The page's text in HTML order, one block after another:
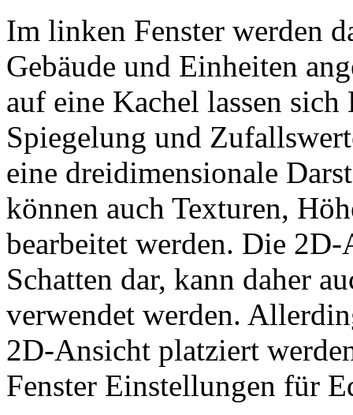
Im linken Fenster werden
Gebäude und Einheiten
auf eine Kachel lassen
Spiegelung und
eine dreidimensionale
können auch Texturen,
bearbeitet werden. Die
Schatten dar, kann daher
verwendet werden.
2D-Ansicht platziert
Fenster Einstellungen für